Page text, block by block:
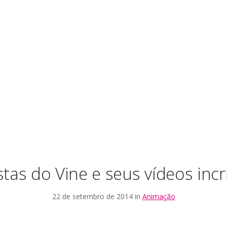
do Vine e seus vídeos
22 de setembro de 2014 in Animação